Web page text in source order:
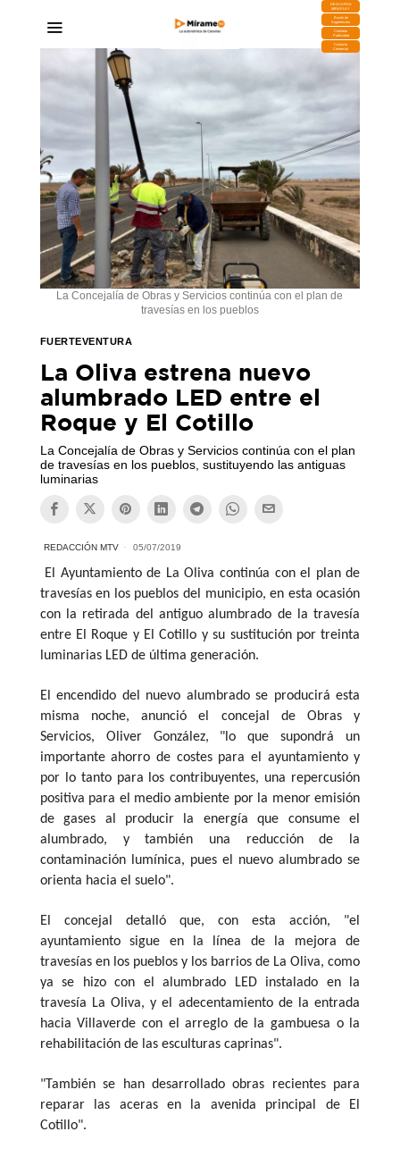
DESCARGA
MIRAPLAY
Buzón de
Sugerencias
Contratar
Publicidad
Contacto
Comercial
La Concejalía de Obras y Servicios continúa con el plan de
travesías en los pueblos
FUERTEVENTURA
La Oliva estrena nuevo
alumbrado LED entre el
Roque y El Cotillo
La Concejalía de Obras y Servicios continúa con el plan
de travesías en los pueblos, sustituyendo las antiguas
luminarias
REDACCIÓN MTV 05/07/2019
El Ayuntamiento de La Oliva continúa con el plan de
travesías en los pueblos del municipio, en esta ocasión
con la retirada del antiguo alumbrado de la travesía
entre El Roque y El Cotillo y su sustitución por treinta
luminarias LED de última generación.
El encendido del nuevo alumbrado se producirá esta
misma noche, anunció el concejal de Obras y
Servicios, Oliver González, "lo que supondrá un
importante ahorro de costes para el ayuntamiento y
por lo tanto para los contribuyentes, una repercusión
positiva para el medio ambiente por la menor emisión
de gases al producir la energía que consume el
alumbrado, y también una reducción de la
contaminación lumínica, pues el nuevo alumbrado se
orienta hacia el suelo".
El concejal detalló que, con esta acción, "el
ayuntamiento sigue en la línea de la mejora de
travesías en los pueblos y los barrios de La Oliva, como
ya se hizo con el alumbrado LED instalado en la
travesía La Oliva, y el adecentamiento de la entrada
hacia Villaverde con el arreglo de la gambuesa o la
rehabilitación de las esculturas caprinas".
"También se han desarrollado obras recientes para
reparar las aceras en la avenida principal de El
Cotillo".